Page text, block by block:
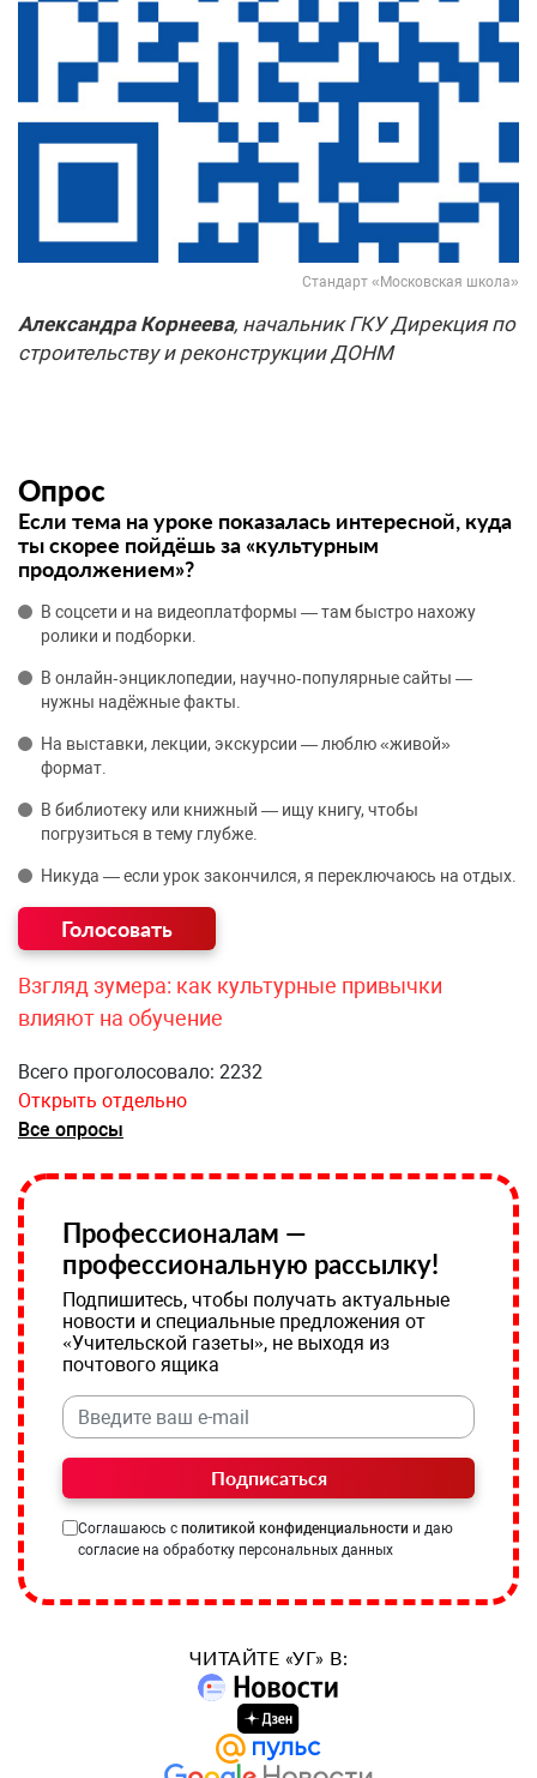
Стандарт «Московская школа»
Александра Корнеева, начальник ГКУ Дирекция по
строительству и реконструкции ДОНМ
Опрос
Если тема на уроке показалась интересной, куда
ты скорее пойдёшь за «культурным
продолжением»?
В соцсети и на видеоплатформы — там быстро нахожу
ролики и подборки.
В онлайн‑энциклопедии, научно‑популярные сайты —
нужны надёжные факты.
На выставки, лекции, экскурсии — люблю «живой»
формат.
В библиотеку или книжный — ищу книгу, чтобы
погрузиться в тему глубже.
Никуда — если урок закончился, я переключаюсь на отдых.
Взгляд зумера: как культурные привычки
влияют на обучение
Всего проголосовало: 2232
Открыть отдельно
Все опросы
Профессионалам —
профессиональную рассылку!
Подпишитесь, чтобы получать актуальные
новости и специальные предложения от
«Учительской газеты», не выходя из
почтового ящика
Подписаться
Соглашаюсь с политикой конфиденциальности и даю
согласие на обработку персональных данных
ЧИТАЙТЕ «УГ» В: